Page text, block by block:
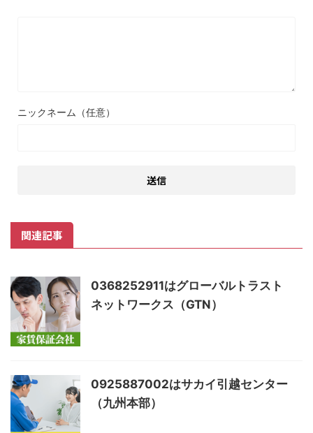
ニックネーム（任意）
関連記事
0368252911はグローバルトラスト
ネットワークス（GTN）
0925887002はサカイ引越センター
（九州本部）